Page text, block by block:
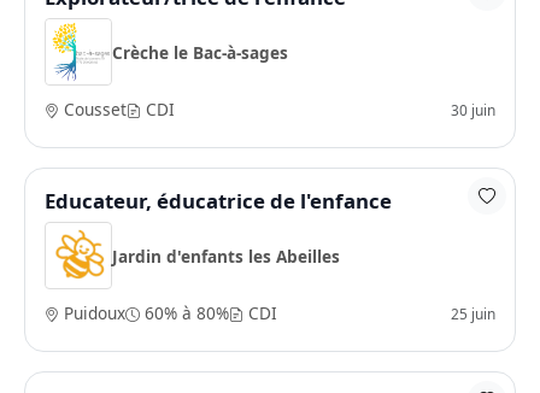
Crèche le Bac-à-sages
Cousset CDI 30 juin
Educateur, éducatrice de l'enfance
Jardin d'enfants les Abeilles
Puidoux 60% à 80% CDI 25 juin